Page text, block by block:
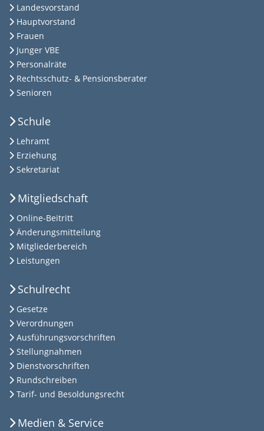
Landesvorstand
Hauptvorstand
Frauen
Junger VBE
Personalräte
Rechtsschutz- & Pensionsberater
Senioren
Schule
Lehramt
Erziehung
Sekretariat
Mitgliedschaft
Online-Beitritt
Änderungsmitteilung
Mitgliederbereich
Leistungen
Schulrecht
Gesetze
Verordnungen
Ausführungsvorschriften
Stellungnahmen
Dienstvorschriften
Rundschreiben
Tarif- und Besoldungsrecht
Medien & Service